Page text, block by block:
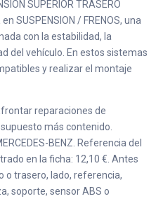
SUPERIOR TRASERO
SUSPENSION / FRENOS, una
con la estabilidad, la
del vehículo. En estos sistemas
y realizar el montaje
reparaciones de
más contenido.
BENZ. Referencia del
en la ficha: 12,10 €. Antes
o trasero, lado, referencia,
soporte, sensor ABS o